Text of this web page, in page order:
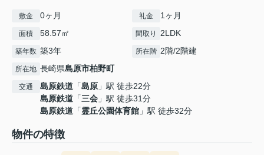
敷金 0ヶ月 礼金 1ヶ月
面積 58.57㎡ 間取り 2LDK
築年数 築3年 所在階 2階/2階建
所在地 長崎県島原市柏野町
交通 島原鉄道 「島原 」駅 徒歩22分
島原鉄道 「三会 」駅 徒歩31分
島原鉄道 「霊丘公園体育館 」駅 徒歩32分
物件の特徴